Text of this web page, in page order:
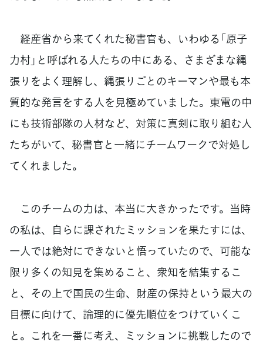
経産省から来てくれた秘書官も、いわゆる「原子
力村」と呼ばれる人たちの中にある、さまざまな縄
張りをよく理解し、縄張りごとのキーマンや最も本
質的な発言をする人を見極めていました。東電の中
にも技術部隊の人材など、対策に真剣に取り組む人
たちがいて、秘書官と一緒にチームワークで対処し
てくれました。
このチームの力は、本当に大きかったです。当時
の私は、自らに課されたミッションを果たすには、
一人では絶対にできないと悟っていたので、可能な
限り多くの知見を集めること、衆知を結集するこ
と、その上で国民の生命、財産の保持という最大の
目標に向けて、論理的に優先順位をつけていくこ
と。これを一番に考え、ミッションに挑戦したので